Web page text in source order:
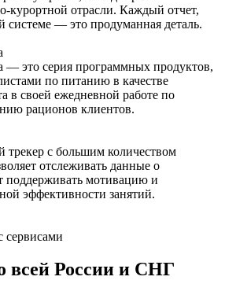
курортной отрасли. Каждый отчет,
системе — это продуманная деталь.
— это серия программных продуктов,
по питанию в качестве
в своей ежедневной работе по
рационов клиентов.
трекер с большим количеством
отслеживать данные о
поддерживать мотивацию и
эффективности занятий.
всей России и СНГ